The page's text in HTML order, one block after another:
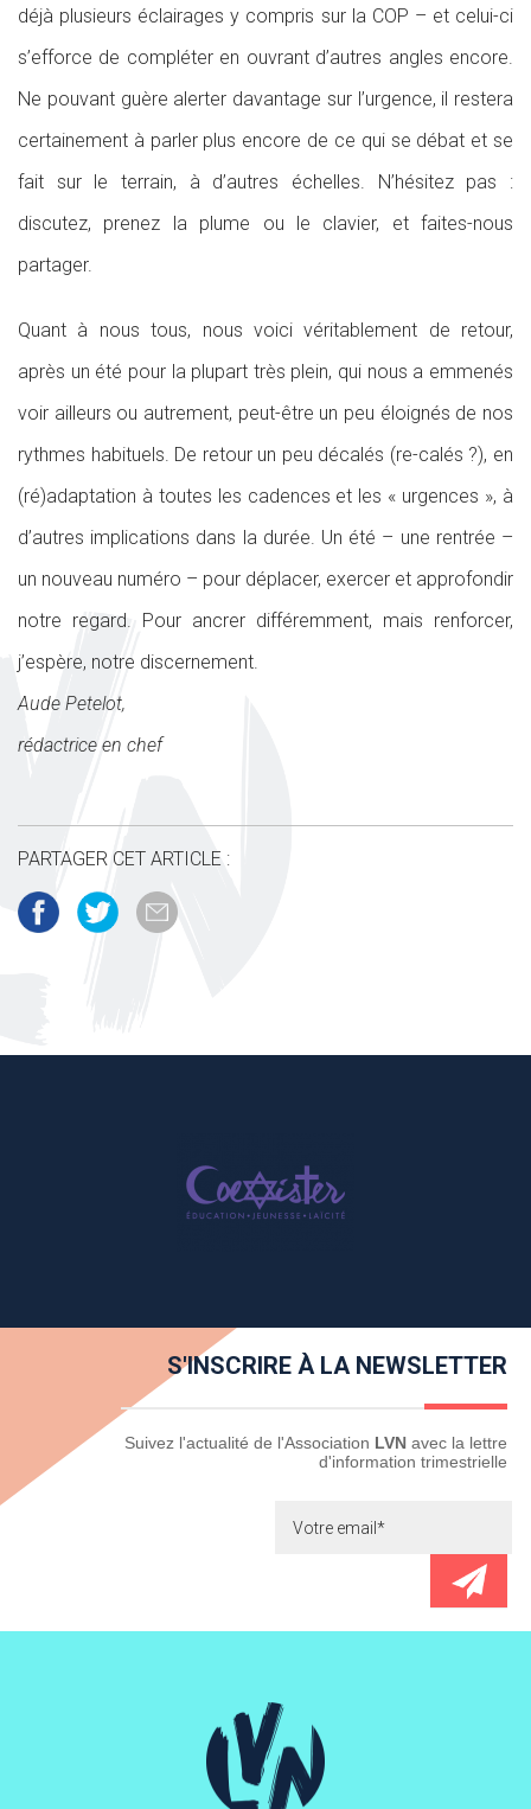
déjà plusieurs éclairages y compris sur la COP – et celui-ci
s’efforce de compléter en ouvrant d’autres angles encore.
Ne pouvant guère alerter davantage sur l’urgence, il restera
certainement à parler plus encore de ce qui se débat et se
fait sur le terrain, à d’autres échelles. N’hésitez pas :
discutez, prenez la plume ou le clavier, et faites-nous
partager.
Quant à nous tous, nous voici véritablement de retour,
après un été pour la plupart très plein, qui nous a emmenés
voir ailleurs ou autrement, peut-être un peu éloignés de nos
rythmes habituels. De retour un peu décalés (re-calés ?), en
(ré)adaptation à toutes les cadences et les « urgences », à
d’autres implications dans la durée. Un été – une rentrée –
un nouveau numéro – pour déplacer, exercer et approfondir
notre regard. Pour ancrer différemment, mais renforcer,
j’espère, notre discernement.
Aude Petelot,
rédactrice en chef
PARTAGER CET ARTICLE :
S'INSCRIRE À LA NEWSLETTER
Newsletter Suivez l'actualité de l'Association LVN avec la lettre
d'information trimestrielle